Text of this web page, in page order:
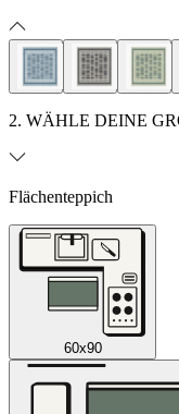
2. WÄHLE DEINE
Flächenteppich
60x90